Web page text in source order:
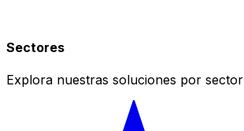
Sectores
Explora nuestras soluciones por sector